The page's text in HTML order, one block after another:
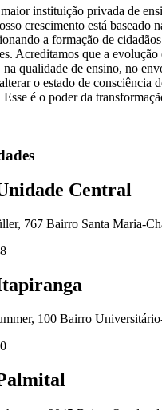
instituição privada de
crescimento está baseado
a formação de
Acreditamos que a evolução
qualidade de ensino, no
o estado de consciência
é o poder da
Central
767 Bairro Santa Maria-
100 Bairro